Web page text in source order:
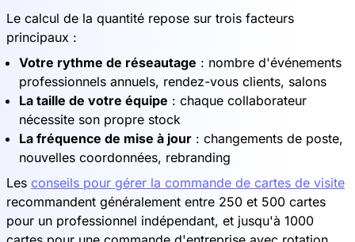
Le calcul de la quantité repose sur trois facteurs
principaux :
Votre rythme de réseautage : nombre d'événements
professionnels annuels, rendez-vous clients, salons
La taille de votre équipe : chaque collaborateur
nécessite son propre stock
La fréquence de mise à jour : changements de poste,
nouvelles coordonnées, rebranding
Les conseils pour gérer la commande de cartes de visite
recommandent généralement entre 250 et 500 cartes
pour un professionnel indépendant, et jusqu'à 1000